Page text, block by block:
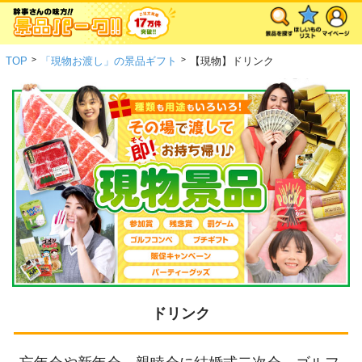
TOP > 「現物お渡し」の景品ギフト > 【現物】ドリンク
ドリンク